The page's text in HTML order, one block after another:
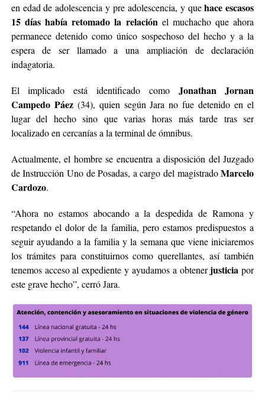
en edad de adolescencia y pre adolescencia, y quehace escasos
15 días había retomado la relación el muchacho que ahora
permanece detenido como único sospechoso del hecho y a la
espera de ser llamado a una ampliación de declaración
indagatoria.
El implicado está identificado como Jonathan Jornan
Campedo Páez(34), quien según Jara no fue detenido en el
lugar del hecho sino que varias horas más tarde tras ser
localizado en cercanías a la terminal de ómnibus.
Actualmente, el hombre se encuentra a disposición del Juzgado
de Instrucción Uno de Posadas, a cargo del magistradoMarcelo
Cardozo.
“Ahora no estamos abocando a la despedida de Ramona y
respetando el dolor de la familia, pero estamos predispuestos a
seguir ayudando a la familia y la semana que viene iniciaremos
los trámites para constituirnos como querellantes, así también
tenemos acceso al expediente y ayudamos a obtenerjusticia por
este grave hecho”, cerró Jara.